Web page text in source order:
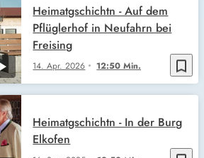
bookmark_border
14. Apr. 2026 12:50 Min.
Heimatgschichtn - Auf dem
Pflüglerhof in Neufahrn bei
Freising
Heimatgschichtn - In der Burg
Elkofen